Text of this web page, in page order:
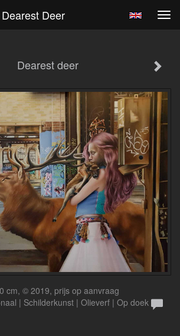
Deer
Dearest deer
cm, © 2019, prijs op aanvraag
| Schilderkunst | Olieverf | Op doek